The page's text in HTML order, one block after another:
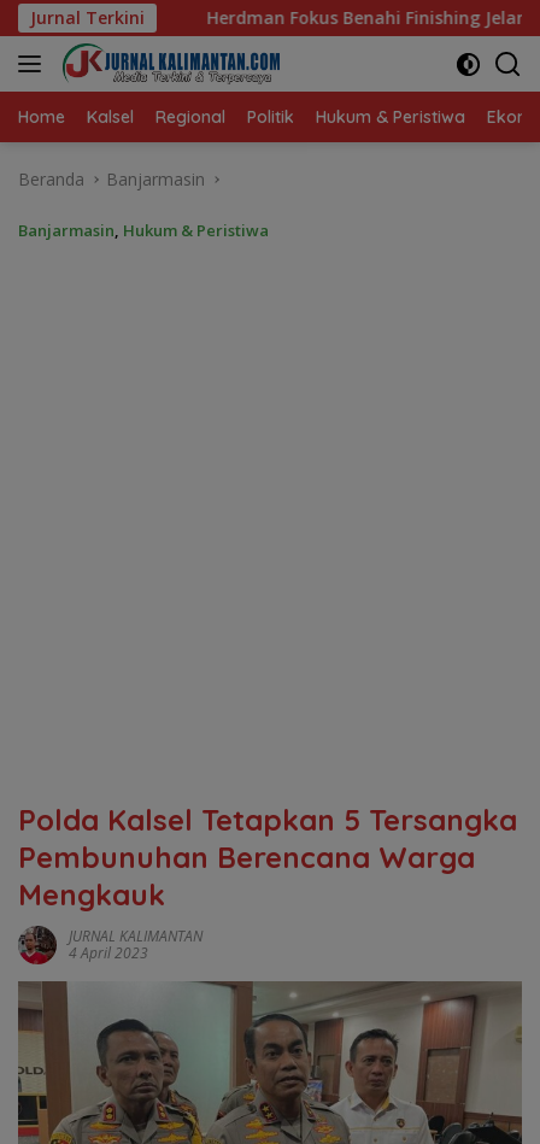
Langsung
ke
konten
Jurnal Terkini
Fokus Benahi Finishing Jelang Lawan Singapura
Home Kalsel Regional Politik Hukum & Peristiwa
Beranda Banjarmasin
Banjarmasin, Hukum & Peristiwa
Polda Kalsel Tetapkan 5 Tersangka
Pembunuhan Berencana Warga
Mengkauk
JURNAL KALIMANTAN
4 April 2023